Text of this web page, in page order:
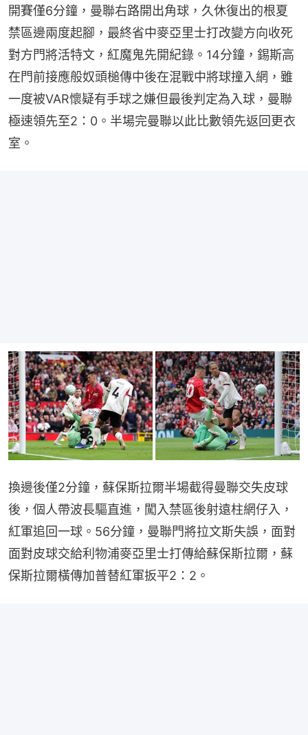
開賽僅6分鐘，曼聯右路開出角球，久休復出的根夏
禁區邊兩度起腳，最終省中麥亞里士打改變方向收死
對方門將活特文，紅魔鬼先開紀錄。14分鐘，錫斯高
在門前接應般奴頭槌傳中後在混戰中將球撞入網，雖
一度被VAR懷疑有手球之嫌但最後判定為入球，曼聯
極速領先至2：0。半場完曼聯以此比數領先返回更衣
室。
換邊後僅2分鐘，蘇保斯拉爾半場截得曼聯交失皮球
後，個人帶波長驅直進，闖入禁區後射遠柱網仔入，
紅軍追回一球。56分鐘，曼聯門將拉文斯失誤，面對
面對皮球交給利物浦麥亞里士打傳給蘇保斯拉爾，蘇
保斯拉爾橫傳加普替紅軍扳平2：2。